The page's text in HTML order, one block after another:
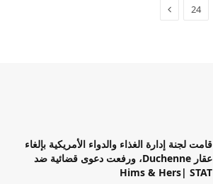
24
قامت لجنة إدارة الغذاء والدواء الأمريكية بإلغاء
عقار Duchenne، ورفعت دعوى قضائية ضد
Hims & Hers| STAT